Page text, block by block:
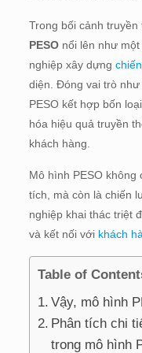
Trong bối cảnh truyền
PESOnổi lên như một
nghiệp xây dựng
diện. Đóng vai trò như
PESO kết hợp bốn
hóa hiệu quả truyền
khách hàng.
Mô hình PESO không
tích, mà còn là chiến
nghiệp khai thác triệt
và kết nối với khách
Table of
Vậy, mô hình
Phân tích chi
trong mô hình